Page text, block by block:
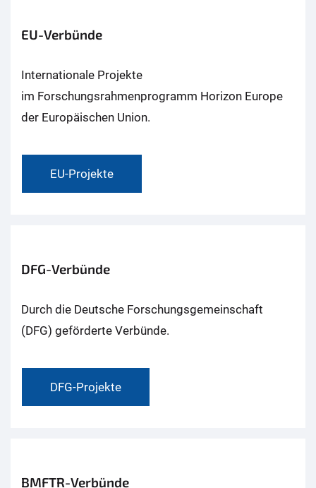
EU-Verbünde
Internationale Projekte
im Forschungsrahmenprogramm Horizon Europe
der Europäischen Union.
EU-Projekte
DFG-Verbünde
Durch die Deutsche Forschungsgemeinschaft
(DFG) geförderte Verbünde.
DFG-Projekte
BMFTR-Verbünde